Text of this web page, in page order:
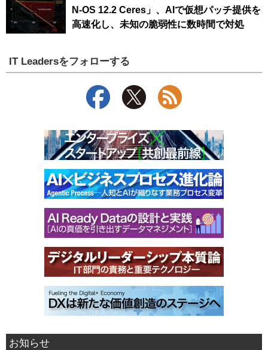
N-OS 12.2 Ceres」、AIで仮想パッチ提供を
高速化し、未知の脆弱性に数時間で対処
IT Leadersをフォローする
お知らせ